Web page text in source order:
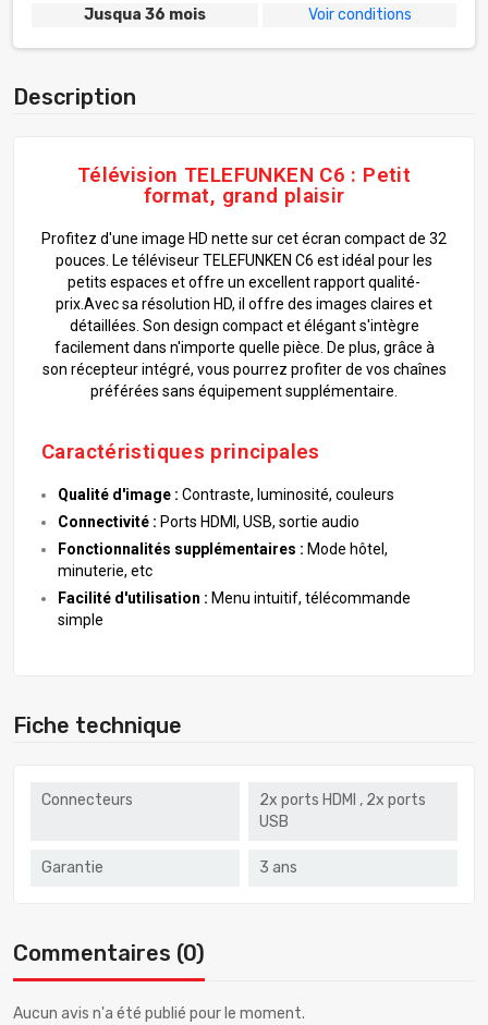
Jusqua 36 mois
Voir conditions
Description
Télévision TELEFUNKEN C6 : Petit
format, grand plaisir
Profitez d'une image HD nette sur cet écran compact de 32
pouces. Le téléviseur TELEFUNKEN C6 est idéal pour les
petits espaces et offre un excellent rapport qualité-
prix.Avec sa résolution HD, il offre des images claires et
détaillées. Son design compact et élégant s'intègre
facilement dans n'importe quelle pièce. De plus, grâce à
son récepteur intégré, vous pourrez profiter de vos chaînes
préférées sans équipement supplémentaire.
Caractéristiques principales
Qualité d'image : Contraste, luminosité, couleurs
Connectivité : Ports HDMI, USB, sortie audio
Fonctionnalités supplémentaires : Mode hôtel,
minuterie, etc
Facilité d'utilisation : Menu intuitif, télécommande
simple
Fiche technique
Connecteurs
2x ports HDMI , 2x ports
USB
Garantie 3 ans
Commentaires (0)
Aucun avis n'a été publié pour le moment.